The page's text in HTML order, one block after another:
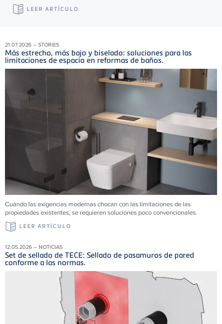
LEER ARTÍCULO
21.07.2026 – STORIES
Más estrecho, más bajo y biselado: soluciones para las
limitaciones de espacio en reformas de baños.
Cuando las exigencias modernas chocan con las limitaciones de las
propiedades existentes, se requieren soluciones poco convencionales.
LEER ARTÍCULO
12.05.2026 – NOTICIAS
Set de sellado de TECE: Sellado de pasamuros de pared
conforme a las normas.